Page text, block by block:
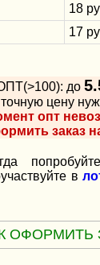
18
17
до
цену
опт
заказ
в
ОФОРМИТЬ